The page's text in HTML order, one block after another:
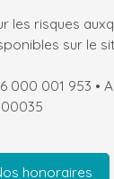
les risques
sur le
000 001 953 •
honoraires